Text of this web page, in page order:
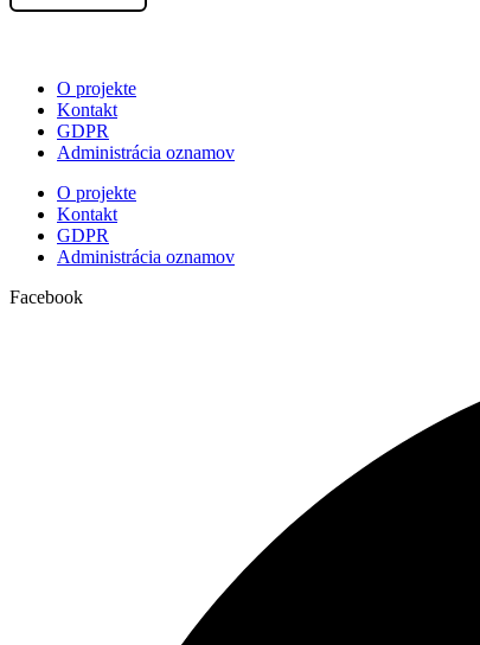
O projekte
Kontakt
GDPR
Administrácia oznamov
O projekte
Kontakt
GDPR
Administrácia oznamov
Facebook